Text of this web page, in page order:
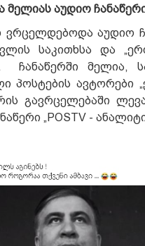
მელიას აუდიო
ვრცელდებოდა აუდიო
საკითხსა და
ჩანაწერში მელია,
პოსტების ავტორები
გავრცელებაში
„POSTV -